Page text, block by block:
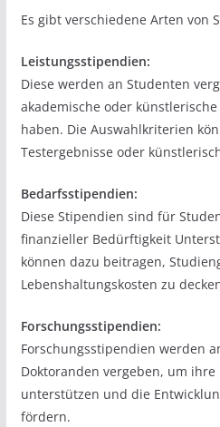
Es gibt verschiedene Arten von
Leistungsstipendien:
Diese werden an Studenten
akademische oder
haben. Die Auswahlkriterien
Testergebnisse oder
Bedarfsstipendien:
Diese Stipendien sind für
finanzieller Bedürftigkeit
können dazu beitragen,
Lebenshaltungskosten zu
Forschungsstipendien:
Forschungsstipendien werden
Doktoranden vergeben, um ihre
unterstützen und die
fördern.